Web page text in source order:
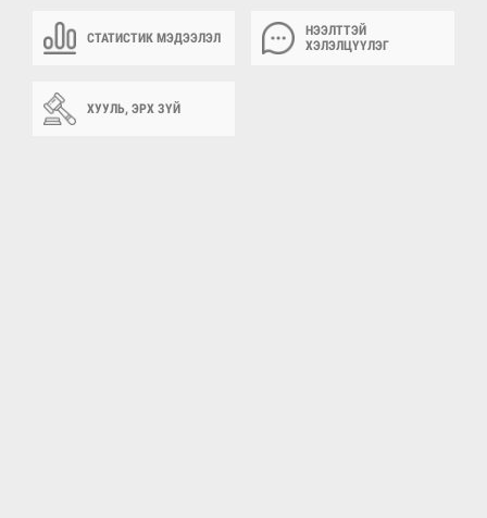
СТАТИСТИК МЭДЭЭЛЭЛ
НЭЭЛТТЭЙ
ХЭЛЭЛЦҮҮЛЭГ
ХУУЛЬ, ЭРХ ЗҮЙ